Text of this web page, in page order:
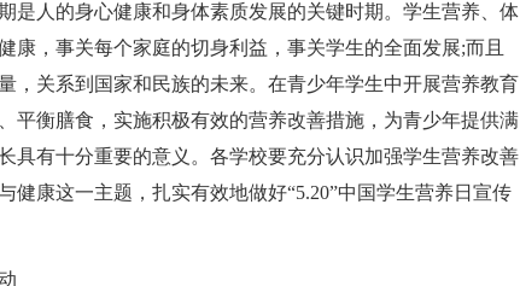
是人的身心健康和身体素质发展的关键时期。学生营养、体
康，事关每个家庭的切身利益，事关学生的全面发展;而且
，关系到国家和民族的未来。在青少年学生中开展营养教育
平衡膳食，实施积极有效的营养改善措施，为青少年提供满
具有十分重要的意义。各学校要充分认识加强学生营养改善
健康这一主题，扎实有效地做好“5.20”中国学生营养日宣传